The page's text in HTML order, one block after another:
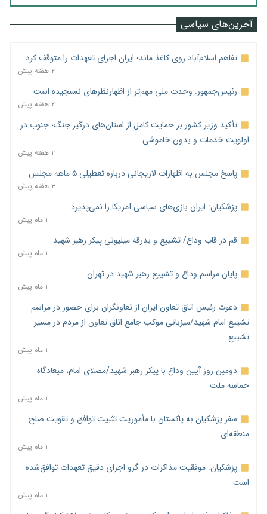
آخرین‌های سیاسی
تفاهم اسلام‌آباد روی کاغذ ماند؛ ایران اجرای تعهدات را متوقف کرد
۲ هفته پیش
رئیس‌جمهور: وحدت ملی مهم‌تر از اظهارنظرهای نسنجیده است
۲ هفته پیش
تأکید وزیر کشور بر حمایت کامل از استان‌های درگیر جنگ؛ جنوب در
اولویت خدمات و بدون خاموشی
۲ هفته پیش
پاسخ مجلس به اظهارات لاریجانی درباره تعطیلی ۵ ماهه مجلس
۳ هفته پیش
پزشکیان: ایران بازی‌های سیاسی آمریکا را نمی‌پذیرد
۱ ماه پیش
قم در قاب وداع/ تشییع و بدرقه میلیونی پیکر رهبر شهید
۱ ماه پیش
پایان مراسم وداع و تشییع رهبر شهید در تهران
۱ ماه پیش
دعوت رئیس اتاق تعاون ایران از تعاونگران برای حضور در مراسم
تشییع امام شهید/میزبانی موکب جامع اتاق تعاون از مردم در مسیر
تشییع
۱ ماه پیش
دومین روز آیین وداع با پیکر رهبر شهید/مصلای امام، میعادگاه
حماسه ملت
۱ ماه پیش
سفر پزشکیان به پاکستان با مأموریت تثبیت توافق و تقویت صلح
منطقه‌ای
۱ ماه پیش
پزشکیان: موفقیت مذاکرات در گرو اجرای دقیق تعهدات توافق‌شده
است
۱ ماه پیش